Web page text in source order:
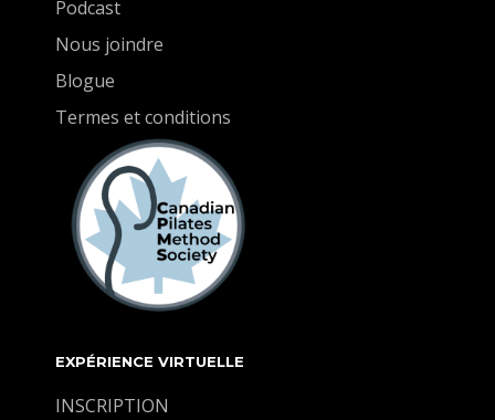
Podcast
Nous joindre
Blogue
Termes et conditions
EXPÉRIENCE VIRTUELLE
INSCRIPTION